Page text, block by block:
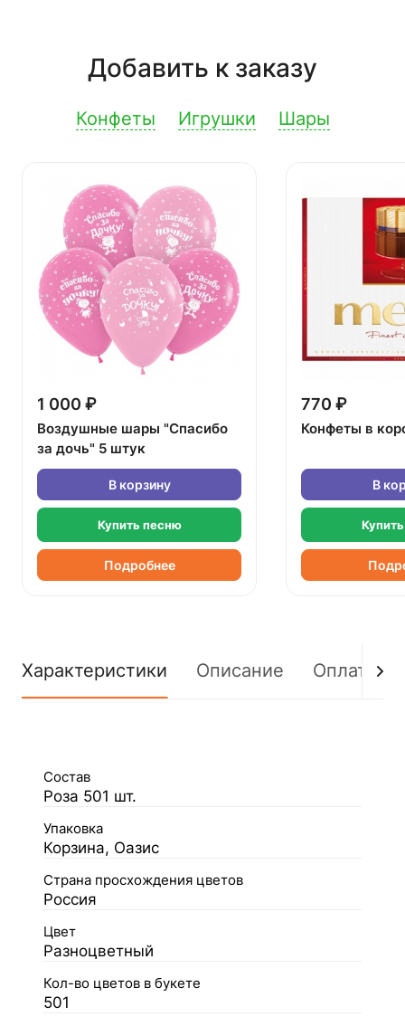
Добавить к заказу
Конфеты Игрушки Шары
1 000 ₽
Воздушные шары "Спасибо
за дочь" 5 штук
В корзину
Купить песню
Подробнее
770 ₽
Конфеты в
В
Характеристики Описание Оплата
Состав
Роза 501 шт.
Упаковка
Корзина, Оазис
Страна просхождения цветов
Россия
Цвет
Разноцветный
Кол-во цветов в букете
501